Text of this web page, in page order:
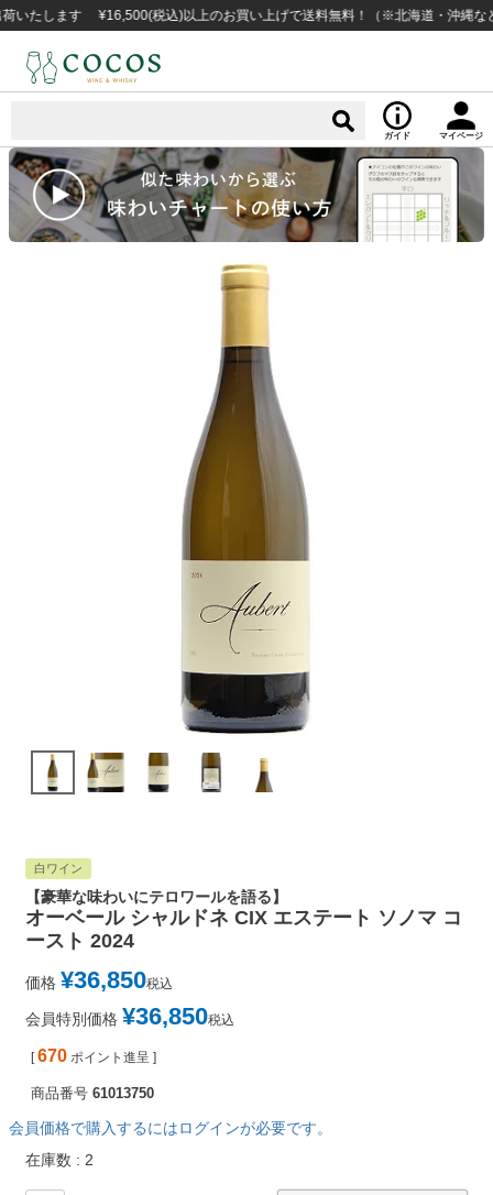
ます ¥16,500(税込)以上のお買い上げで送料無料！（※北海道・沖縄など一部
ガイド マイページ
白ワイン
【豪華な味わいにテロワールを語る】
オーベール シャルドネ CIX エステート ソノマ コ
ースト 2024
価格 ¥36,850税込
会員特別価格 ¥36,850税込
[ 670 ポイント進呈 ]
商品番号 61013750
会員価格で購入するにはログインが必要です。
在庫数
2